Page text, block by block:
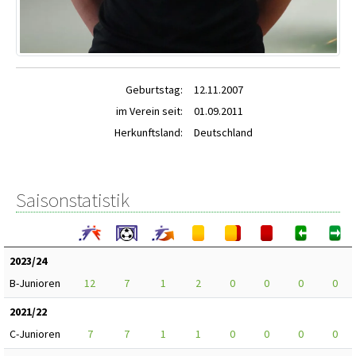
Geburtstag:
12.11.2007
im Verein seit:
01.09.2011
Herkunftsland:
Deutschland
Saisonstatistik
2023/24
B-Junioren
12 7 1 2 0 0 0
0
2021/22
C-Junioren
7 7 1 1 0 0 0
0